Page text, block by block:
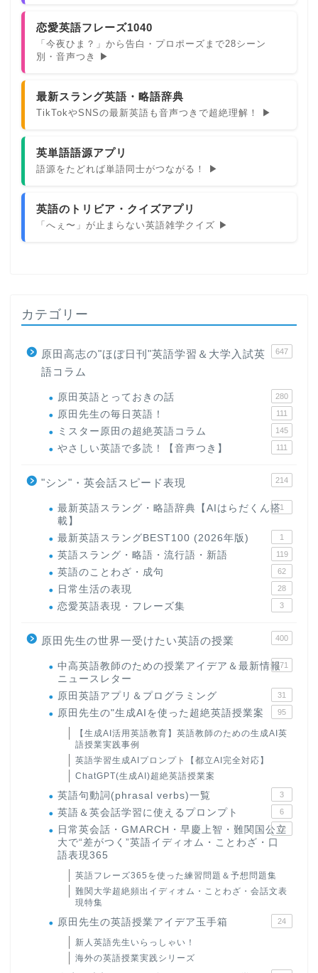
恋愛英語フレーズ1040
「今夜ひま？」から告白・プロポーズまで28シーン
別・音声つき ▶
最新スラング英語・略語辞典
TikTokやSNSの最新英語も音声つきで超絶理解！ ▶
英単語語源アプリ
語源をたどれば単語同士がつながる！ ▶
英語のトリビア・クイズアプリ
「へぇ〜」が止まらない英語雑学クイズ ▶
カテゴリー
原田高志の"ほぼ日刊"英語学習＆大学入試英
語コラム
647
原田英語とっておきの話 280
原田先生の毎日英語！ 111
ミスター原田の超絶英語コラム 145
やさしい英語で多読！【音声つき】 111
"シン"・英会話スピード表現 214
最新英語スラング・略語辞典【AIはらだくん搭
載】
1
最新英語スラングBEST100 (2026年版) 1
英語スラング・略語・流行語・新語 119
英語のことわざ・成句 62
日常生活の表現 28
恋愛英語表現・フレーズ集 3
原田先生の世界一受けたい英語の授業 400
中高英語教師のための授業アイデア＆最新情報
ニュースレター
171
原田英語アプリ＆プログラミング 31
原田先生の"生成AIを使った超絶英語授業案 95
【生成AI活用英語教育】英語教師のための生成AI英
語授業実践事例
英語学習生成AIプロンプト【都立AI完全対応】
ChatGPT(生成AI)超絶英語授業案
英語句動詞(phrasal verbs)一覧 3
英語＆英会話学習に使えるプロンプト 6
日常英会話・GMARCH・早慶上智・難関国公立
大で“差がつく”英語イディオム・ことわざ・口
語表現365
22
英語フレーズ365を使った練習問題＆予想問題集
難関大学超絶頻出イディオム・ことわざ・会話文表
現特集
原田先生の英語授業アイデア玉手箱 24
新人英語先生いらっしゃい！
海外の英語授業実践シリーズ